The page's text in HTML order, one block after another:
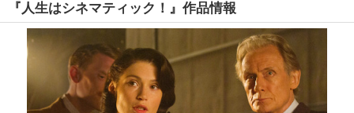
『人生はシネマティック！』作品情報